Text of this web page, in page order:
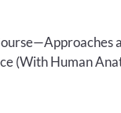
(With Human